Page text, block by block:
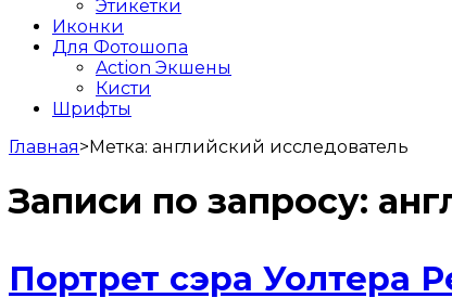
Этикетки
Иконки
Для Фотошопа
Action Экшены
Кисти
Шрифты
Главная>Метка: английский исследователь
Записи по запросу:
Портрет сэра Уолтера